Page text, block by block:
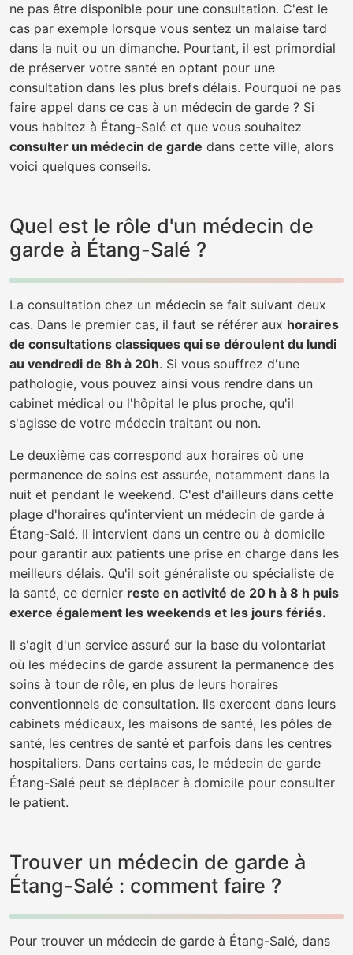
ne pas être disponible pour une consultation. C'est le
cas par exemple lorsque vous sentez un malaise tard
dans la nuit ou un dimanche. Pourtant, il est primordial
de préserver votre santé en optant pour une
consultation dans les plus brefs délais. Pourquoi ne pas
faire appel dans ce cas à un médecin de garde ? Si
vous habitez à Étang-Salé et que vous souhaitez
consulter un médecin de garde dans cette ville, alors
voici quelques conseils.
Quel est le rôle d'un médecin de
garde à Étang-Salé ?
La consultation chez un médecin se fait suivant deux
cas. Dans le premier cas, il faut se référer aux horaires
de consultations classiques qui se déroulent du lundi
au vendredi de 8h à 20h. Si vous souffrez d'une
pathologie, vous pouvez ainsi vous rendre dans un
cabinet médical ou l'hôpital le plus proche, qu'il
s'agisse de votre médecin traitant ou non.
Le deuxième cas correspond aux horaires où une
permanence de soins est assurée, notamment dans la
nuit et pendant le weekend. C'est d'ailleurs dans cette
plage d'horaires qu'intervient un médecin de garde à
Étang-Salé. Il intervient dans un centre ou à domicile
pour garantir aux patients une prise en charge dans les
meilleurs délais. Qu'il soit généraliste ou spécialiste de
la santé, ce dernier reste en activité de 20 h à 8 h puis
exerce également les weekends et les jours fériés.
Il s'agit d'un service assuré sur la base du volontariat
où les médecins de garde assurent la permanence des
soins à tour de rôle, en plus de leurs horaires
conventionnels de consultation. Ils exercent dans leurs
cabinets médicaux, les maisons de santé, les pôles de
santé, les centres de santé et parfois dans les centres
hospitaliers. Dans certains cas, le médecin de garde
Étang-Salé peut se déplacer à domicile pour consulter
le patient.
Trouver un médecin de garde à
Étang-Salé : comment faire ?
Pour trouver un médecin de garde à Étang-Salé, dans